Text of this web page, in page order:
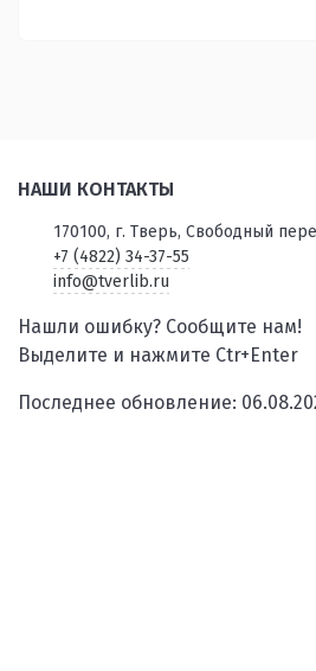
НАШИ КОНТАКТЫ
170100, г. Тверь, Свободный
+7 (4822) 34-37-55
info@tverlib.ru
Нашли ошибку? Сообщите нам!
Выделите и нажмите Ctr+Enter
Последнее обновление: